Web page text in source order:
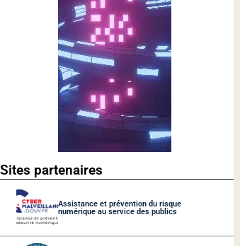
Sites partenaires
Assistance et prévention du risque
numérique au service des publics